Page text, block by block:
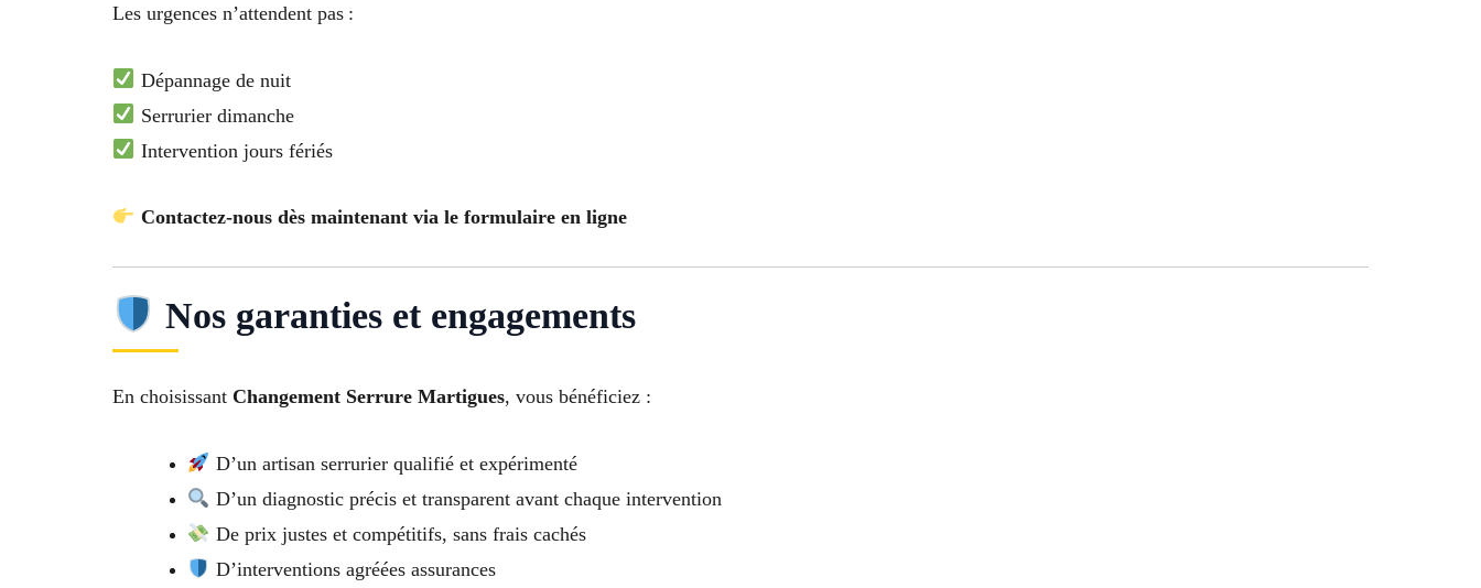
Les urgences n’attendent pas :
Dépannage de nuit
Serrurier dimanche
Intervention jours fériés
Contactez-nous dès maintenant via le formulaire en ligne
Nos garanties et engagements
En choisissant Changement Serrure Martigues, vous bénéficiez :
D’un artisan serrurier qualifié et expérimenté
D’un diagnostic précis et transparent avant chaque intervention
De prix justes et compétitifs, sans frais cachés
D’interventions agréées assurances